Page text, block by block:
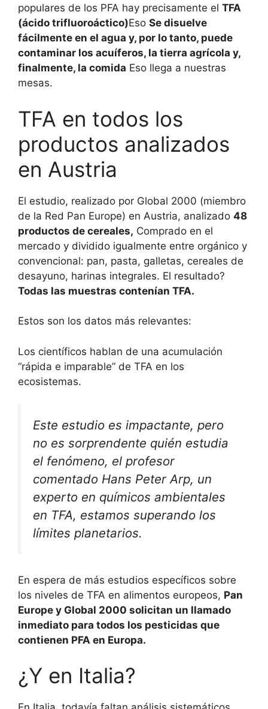
populares de los PFA hay precisamente el TFA
(ácido trifluoroáctico)Eso Se disuelve
fácilmente en el agua y, por lo tanto, puede
contaminar los acuíferos, la tierra agrícola y,
finalmente, la comida Eso llega a nuestras
mesas.
TFA en todos los
productos analizados
en Austria
El estudio, realizado por Global 2000 (miembro
de la Red Pan Europe) en Austria, analizado 48
productos de cereales, Comprado en el
mercado y dividido igualmente entre orgánico y
convencional: pan, pasta, galletas, cereales de
desayuno, harinas integrales. El resultado?
Todas las muestras contenían TFA.
Estos son los datos más relevantes:
Los científicos hablan de una acumulación
“rápida e imparable” de TFA en los
ecosistemas.
Este estudio es impactante, pero
no es sorprendente quién estudia
el fenómeno, el profesor
comentado Hans Peter Arp, un
experto en químicos ambientales
en TFA, estamos superando los
límites planetarios.
En espera de más estudios específicos sobre
los niveles de TFA en alimentos europeos, Pan
Europe y Global 2000 solicitan un llamado
inmediato para todos los pesticidas que
contienen PFA en Europa.
¿Y en Italia?